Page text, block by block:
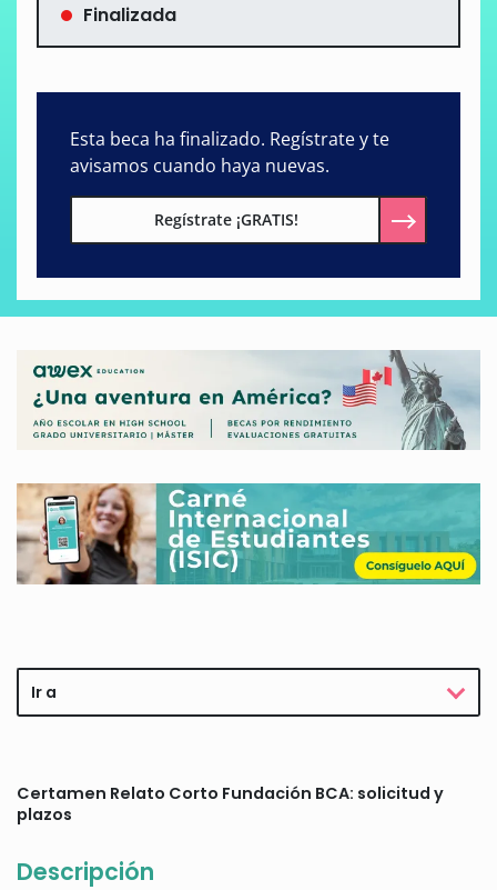
Finalizada
Esta beca ha finalizado. Regístrate y te
avisamos cuando haya nuevas.
Regístrate ¡GRATIS!
Ir a
Certamen Relato Corto Fundación BCA: solicitud y
plazos
Descripción